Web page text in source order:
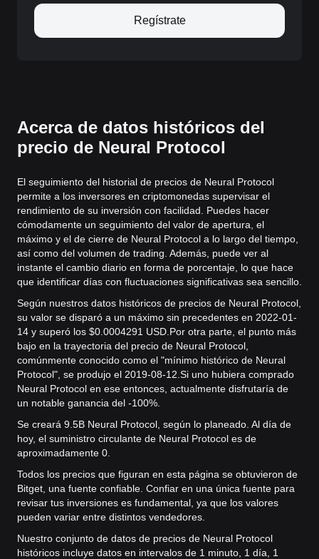
Regístrate
Acerca de datos históricos del
precio de Neural Protocol
El seguimiento del historial de precios de Neural Protocol
permite a los inversores en criptomonedas supervisar el
rendimiento de su inversión con facilidad. Puedes hacer
cómodamente un seguimiento del valor de apertura, el
máximo y el de cierre de Neural Protocol a lo largo del tiempo,
así como del volumen de trading. Además, puede ver al
instante el cambio diario en forma de porcentaje, lo que hace
que identificar días con fluctuaciones significativas sea sencillo.
Según nuestros datos históricos de precios de Neural Protocol,
su valor se disparó a un máximo sin precedentes en 2022-01-
14 y superó los $0.0004291 USD. Por otra parte, el punto más
bajo en la trayectoria del precio de Neural Protocol,
comúnmente conocido como el "mínimo histórico de Neural
Protocol", se produjo el 2019-08-12. Si uno hubiera comprado
Neural Protocol en ese entonces, actualmente disfrutaría de
un notable ganancia del -100%.
Se creará 9.5B Neural Protocol, según lo planeado. Al día de
hoy, el suministro circulante de Neural Protocol es de
aproximadamente 0.
Todos los precios que figuran en esta página se obtuvieron de
Bitget, una fuente confiable. Confiar en una única fuente para
revisar tus inversiones es fundamental, ya que los valores
pueden variar entre distintos vendedores.
Nuestro conjunto de datos de precios de Neural Protocol
históricos incluye datos en intervalos de 1 minuto, 1 día, 1